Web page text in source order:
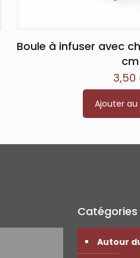
Boule à infuser avec
cm
3,50
Ajouter au
Autour